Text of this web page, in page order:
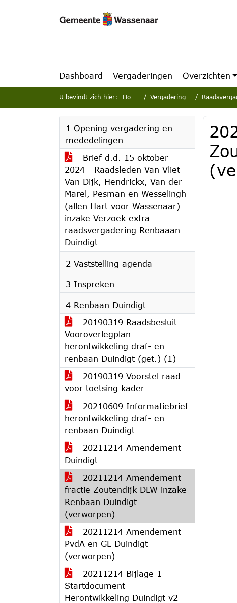
Ga naar de inhoud van deze pagina
Dashboard Vergaderingen Overzichten
U bevindt zich hier: Home Vergaderingen
1 Opening vergadering en
mededelingen
Brief d.d. 15 oktober
2024 - Raadsleden Van Vliet-
Van Dijk, Hendrickx, Van der
Marel, Pesman en Wesselingh
(allen Hart voor Wassenaar)
inzake Verzoek extra
raadsvergadering Renbaaan
Duindigt
2 Vaststelling agenda
3 Inspreken
4 Renbaan Duindigt
20190319 Raadsbesluit
Vooroverlegplan
herontwikkeling draf- en
renbaan Duindigt (get.) (1)
20190319 Voorstel raad
voor toetsing kader
20210609 Informatiebrief
herontwikkeling draf- en
renbaan Duindigt
20211214 Amendement
Duindigt
20211214 Amendement
fractie Zoutendijk DLW inzake
Renbaan Duindigt
(verworpen)
20211214 Amendement
PvdA en GL Duindigt
(verworpen)
20211214 Bijlage 1
Startdocument
Herontwikkeling Duindigt v2